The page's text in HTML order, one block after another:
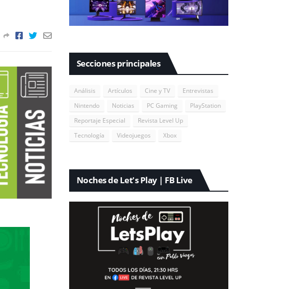
Secciones principales
Análisis Artículos Cine y TV
Entrevistas
Nintendo
Noticias PC Gaming
PlayStation
Reportaje Especial
Revista Level Up
Tecnología
Videojuegos Xbox
Noches de Let's Play | FB Live